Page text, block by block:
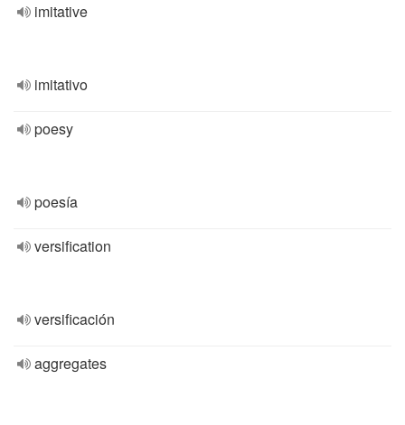
imitative
imitativo
poesy
poesía
versification
versificación
aggregates